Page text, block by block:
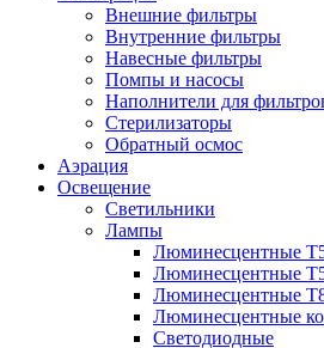
Внешние фильтры
Внутренние фильтры
Навесные фильтры
Помпы и насосы
Наполнители для
Стерилизаторы
Обратный осмос
Аэрация
Освещение
Светильники
Лампы
Люминесцентные
Люминесцентные
Люминесцентные
Люминесцентные
Светодиодные